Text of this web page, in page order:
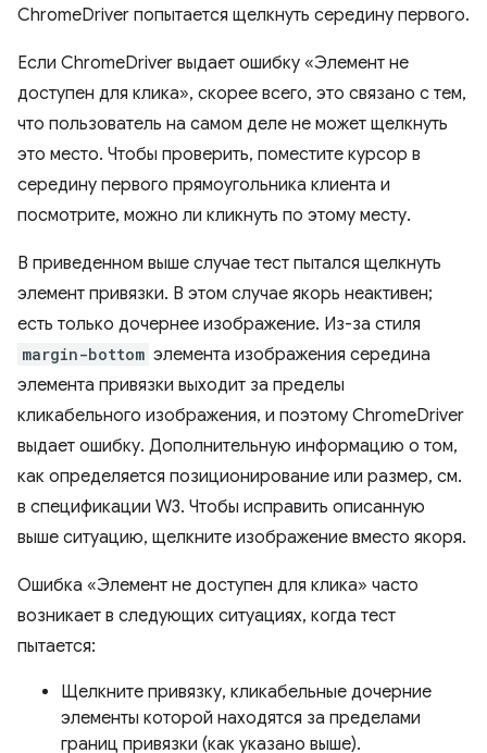
ChromeDriver попытается щелкнуть середину первого.
Если ChromeDriver выдает ошибку «Элемент не
доступен для клика», скорее всего, это связано с тем,
что пользователь на самом деле не может щелкнуть
это место. Чтобы проверить, поместите курсор в
середину первого прямоугольника клиента и
посмотрите, можно ли кликнуть по этому месту.
В приведенном выше случае тест пытался щелкнуть
элемент привязки. В этом случае якорь неактивен;
есть только дочернее изображение. Из-за стиля
margin-bottom элемента изображения середина
элемента привязки выходит за пределы
кликабельного изображения, и поэтому ChromeDriver
выдает ошибку. Дополнительную информацию о том,
как определяется позиционирование или размер, см.
в спецификации W3. Чтобы исправить описанную
выше ситуацию, щелкните изображение вместо якоря.
Ошибка «Элемент не доступен для клика» часто
возникает в следующих ситуациях, когда тест
пытается:
Щелкните привязку, кликабельные дочерние
элементы которой находятся за пределами
границ привязки (как указано выше).